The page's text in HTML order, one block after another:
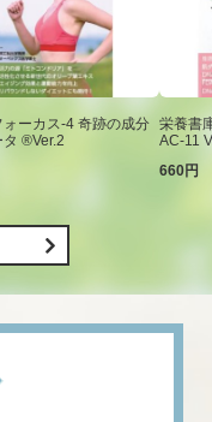
ーカス-4 奇跡の成分
タ ®Ver.2
栄養書
AC-11
660円